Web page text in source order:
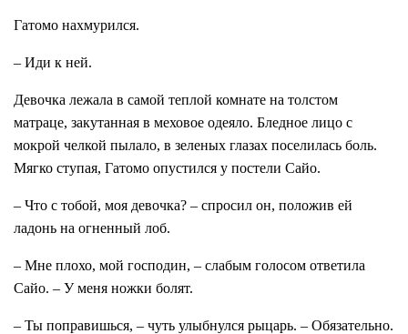
Гатомо нахмурился.
– Иди к ней.
Девочка лежала в самой теплой комнате на толстом
матраце, закутанная в меховое одеяло. Бледное лицо с
мокрой челкой пылало, в зеленых глазах поселилась боль.
Мягко ступая, Гатомо опустился у постели Сайо.
– Что с тобой, моя девочка? – спросил он, положив ей
ладонь на огненный лоб.
– Мне плохо, мой господин, – слабым голосом ответила
Сайо. – У меня ножки болят.
– Ты поправишься, – чуть улыбнулся рыцарь. – Обязательно.